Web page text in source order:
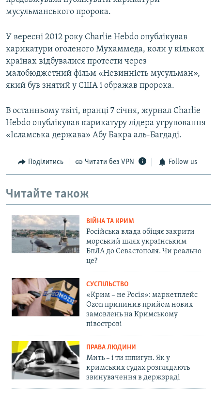
мусульманського пророка.
У вересні 2012 року Charlie Hebdo опублікував
карикатури оголеного Мухаммеда, коли у кількох
країнах відбувалися протести через
малобюджетний фільм «Невинність мусульман»,
який був знятий у США і ображав пророка.
В останньому твіті, вранці 7 січня, журнал Charlie
Hebdo опублікував карикатуру лідера угруповання
«Ісламська держава» Абу Бакра аль-Багдаді.
Поділитись Читати без VPN Follow us
Читайте також
ВІЙНА ТА КРИМ
Російська влада обіцяє закрити
морський шлях українським
БпЛА до Севастополя. Чи реально
це?
СУСПІЛЬСТВО
«Крим – не Росія»: маркетплейс
Ozon припинив прийом нових
замовлень на Кримському
півострові
ПРАВА ЛЮДИНИ
Мить – і ти шпигун. Як у
кримських судах розглядають
звинувачення в держзраді